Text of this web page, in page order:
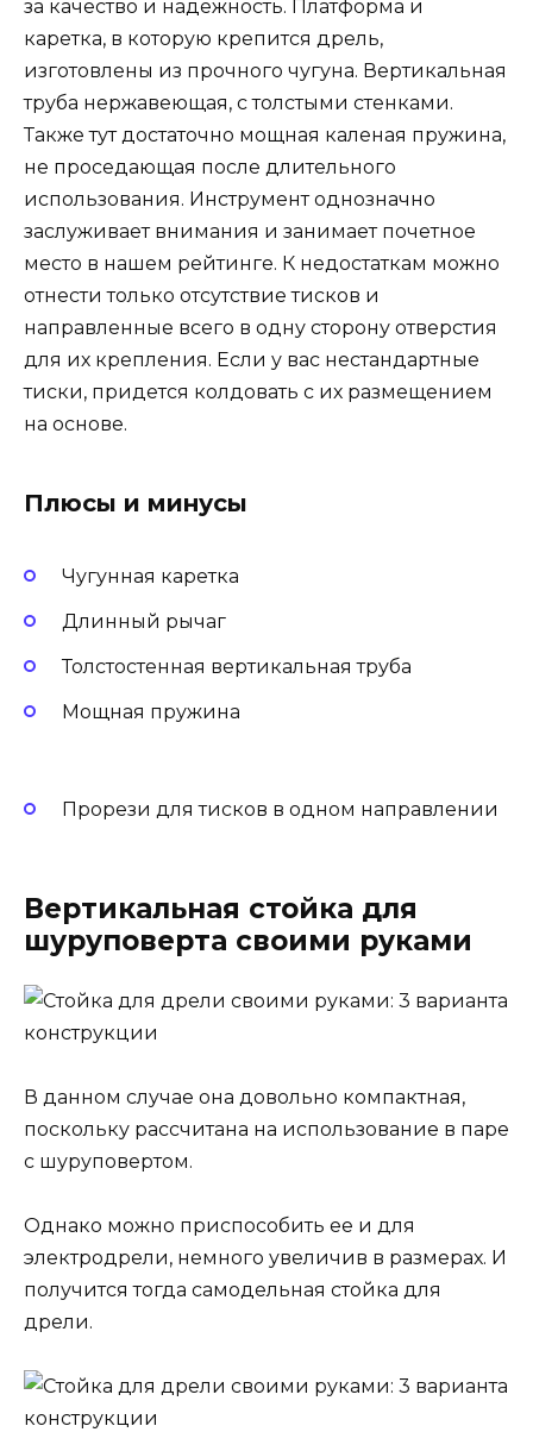
за качество и надежность. Платформа и
каретка, в которую крепится дрель,
изготовлены из прочного чугуна. Вертикальная
труба нержавеющая, с толстыми стенками.
Также тут достаточно мощная каленая пружина,
не проседающая после длительного
использования. Инструмент однозначно
заслуживает внимания и занимает почетное
место в нашем рейтинге. К недостаткам можно
отнести только отсутствие тисков и
направленные всего в одну сторону отверстия
для их крепления. Если у вас нестандартные
тиски, придется колдовать с их размещением
на основе.
Плюсы и минусы
Чугунная каретка
Длинный рычаг
Толстостенная вертикальная труба
Мощная пружина
Прорези для тисков в одном направлении
Вертикальная стойка для
шуруповерта своими руками
В данном случае она довольно компактная,
поскольку рассчитана на использование в паре
с шуруповертом.
Однако можно приспособить ее и для
электродрели, немного увеличив в размерах. И
получится тогда самодельная стойка для
дрели.